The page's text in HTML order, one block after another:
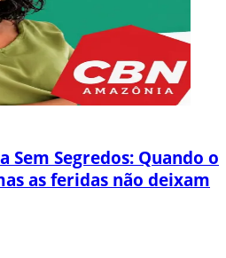
Sem Segredos: Quando o
as feridas não deixam